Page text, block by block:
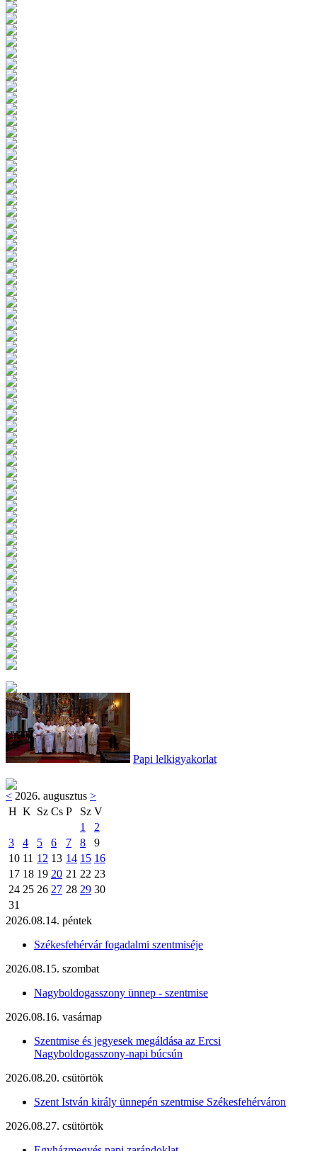
Papi lelkigyakorlat
< 2026. augusztus >
H K Sz Cs P Sz V
1
2
3
4 5 6 7 8
9
10 11 12 13 14 15 16
17 18 19 20 21 22 23
24 25 26 27 28 29 30
31
2026.08.14. péntek
Székesfehérvár fogadalmi szentmiséje
2026.08.15. szombat
Nagyboldogasszony ünnep - szentmise
2026.08.16. vasárnap
Szentmise és jegyesek megáldása az Ercsi
Nagyboldogasszony-napi búcsún
2026.08.20. csütörtök
Szent István király ünnepén szentmise Székesfehérváron
2026.08.27. csütörtök